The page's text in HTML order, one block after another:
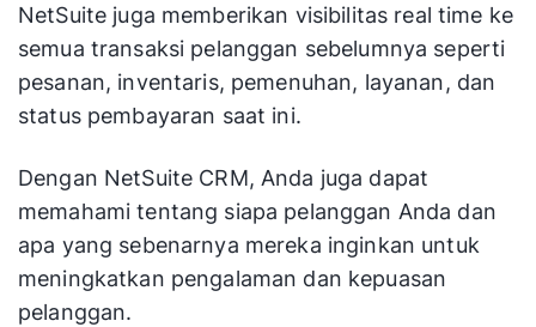
NetSuite juga memberikan visibilitas real time ke
semua transaksi pelanggan sebelumnya seperti
pesanan, inventaris, pemenuhan, layanan, dan
status pembayaran saat ini.
Dengan NetSuite CRM, Anda juga dapat
memahami tentang siapa pelanggan Anda dan
apa yang sebenarnya mereka inginkan untuk
meningkatkan pengalaman dan kepuasan
pelanggan.